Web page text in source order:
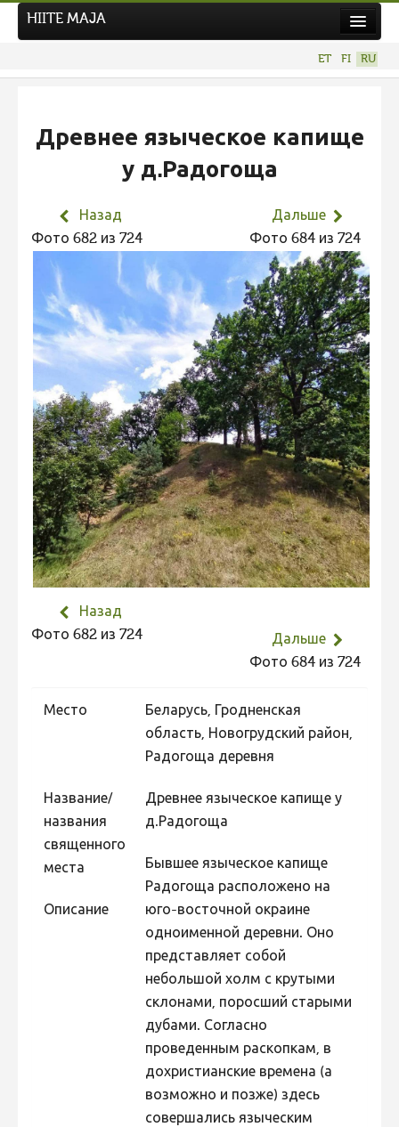
Hiite kuvavõistlus 2026
ПРЕДЫДУЩИЕ КОНКУРСЫ
Не учитываются 2025
Видео 2025
Фотоконкурс 2024
Не учитываются 2024
Видео 2024
Фотоконкурс 2023
Не учитываются 2023
Видео 2023
Фотоконкурс 2022
Не учитываются 2022
Видео 2022
Фотоконкурс 2021
Видео 2021
Фотоконкурс 2020
Фотоконкурс 2018
Фотоконкурс 2017
Фотоконкурс 2016
Фотоконкурс 2015
Фотоконкурс 2014
Фотоконкурс 2013
Фотоконкурс 2012
Фотоконкурс 2010
Фотоконкурс 2009
HIITE MAJA
ET FI RU
Древнее языческое капище
у д.Радогоща
Назад
Фото 682 из 724
Дальше
Фото 684 из 724
Назад
Фото 682 из 724
Дальше
Фото 684 из 724
Место
Беларусь, Гродненская
область, Новогрудский район,
Радогоща деревня
Название/
названия
священного
места
Древнее языческое капище у
д.Радогоща
Описание
Бывшее языческое капище
Радогоща расположено на
юго-восточной окраине
одноименной деревни. Оно
представляет собой
небольшой холм с крутыми
склонами, поросший старыми
дубами. Согласно
проведенным раскопкам, в
дохристианские времена (а
возможно и позже) здесь
совершались языческим